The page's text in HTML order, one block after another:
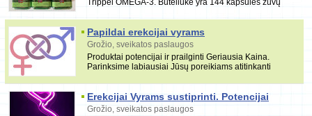
Trippel OMEGA-3. Buteliuke yra 144 kapsulės žuvų
Papildai erekcijai vyrams
sexvaistaipotencijai. com
Grožio, sveikatos paslaugos
Produktai potencijai ir prailginti Geriausia Kaina.
Parinksime labiausiai Jūsų poreikiams atitinkanti
Erekcijai Vyrams sustiprinti. Potencijai
Grožio, sveikatos paslaugos